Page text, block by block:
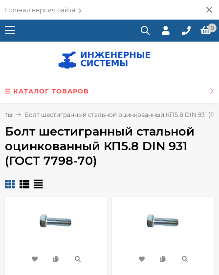
Полная версия сайта
0
КАТАЛОГ ТОВАРОВ
Болт шестигранный стальной оцинкованный КП5.8 DIN 931
Болт шестигранный стальной
оцинкованный КП5.8 DIN 931
(ГОСТ 7798-70)